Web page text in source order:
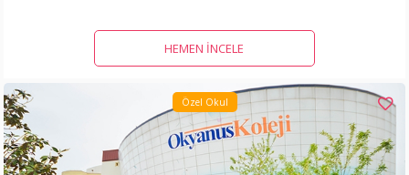
HEMEN İNCELE
Özel Okul